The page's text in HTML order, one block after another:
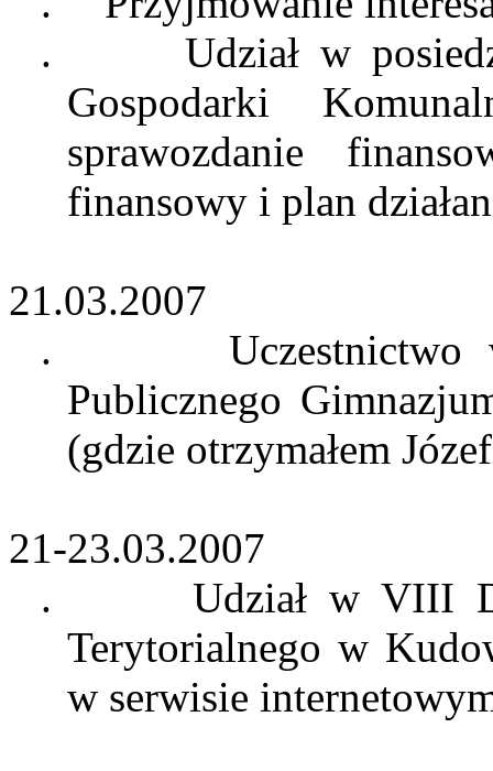
.
Udział w
Gospodarki
sprawozdanie
finansowy i plan
21.03.2007
.
Publicznego
(gdzie otrzymałem
21-23.03.2007
.
Udział w VIII
Terytorialnego w
w serwisie